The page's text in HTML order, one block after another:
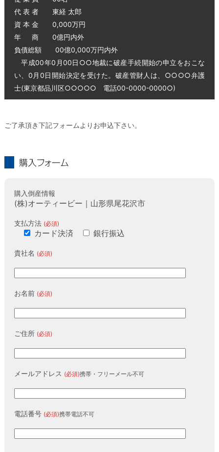
代 表 者 東経 太郎
資 本 金 0,000万円
年 商 0億円内外
負債総額 00億0,000万円内外
平成00年0月00日○○地裁に破産手続開始の申立をおこな
い、0月0日開始決定を受けた。破産管財人は、○○○○弁護
士(東京都品川区○○○○○ 電話00-0000-0000○)
ご了承頂き下記フォームよりお申込下さい。
購入倒産情報
(株)オーティービー｜山形県尾花沢市
支払方法 (必須)
カード決済 銀行振込
貴社名 (必須)
お名前 (必須)
ご住所 (必須)
メールアドレス (必須)携帯・フリーメール不可
電話番号 (必須)携帯電話不可